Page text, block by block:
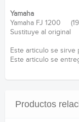
Yamaha
Yamaha FJ 1200
Sustituye al original
Este articulo se sirve
Este articulo se
Productos